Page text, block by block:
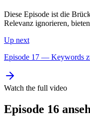
Diese Episode ist die
Relevanz ignorieren,
Up next
Episode 17 — Keywords
Watch the full video
Episode 16